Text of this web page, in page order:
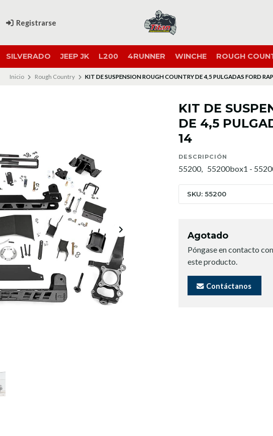
Registrarse
SILVERADO JEEP JK L200 4RUNNER WINCHE ROUGH
Inicio Rough Country KIT DE SUSPENSION ROUGH COUNTRY DE 4,5 PULGADAS FORD
KIT DE
DE 4,5
14
DESCRIPCIÓN
55200, 55200box1 -
SKU: 55200
Agotado
Póngase en contacto
este producto.
Contáctanos